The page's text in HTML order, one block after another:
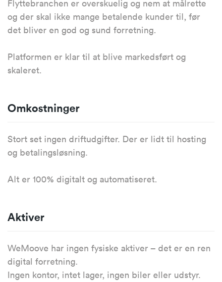
Flyttebranchen er overskuelig og nem at målrette
og der skal ikke mange betalende kunder til, før
det bliver en god og sund forretning.
Platformen er klar til at blive markedsført og
skaleret.
Omkostninger
Stort set ingen driftudgifter. Der er lidt til hosting
og betalingsløsning.
Alt er 100% digitalt og automatiseret.
Aktiver
WeMoove har ingen fysiske aktiver – det er en ren
digital forretning.
Ingen kontor, intet lager, ingen biler eller udstyr.